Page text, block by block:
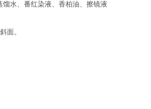
水、番红染液、香柏油、擦镜液
面。